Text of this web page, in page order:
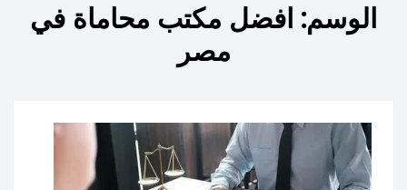
الوسم: افضل مكتب محاماة في
مصر